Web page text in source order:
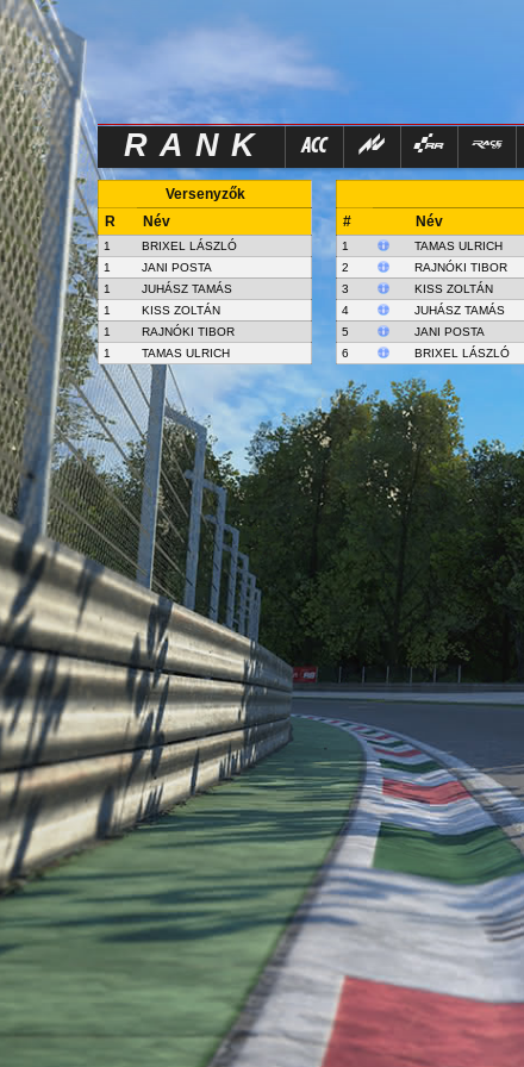
RANK
Versenyzők
R
Név
1
BRIXEL LÁSZLÓ
1
JANI POSTA
1
JUHÁSZ TAMÁS
1
KISS ZOLTÁN
1
RAJNÓKI TIBOR
1
TAMAS ULRICH
#
Név
1 TAMAS ULRICH
2
RAJNÓKI TIBOR
3
KISS ZOLTÁN
4
JUHÁSZ TAMÁS
5
JANI POSTA
6
BRIXEL LÁSZLÓ